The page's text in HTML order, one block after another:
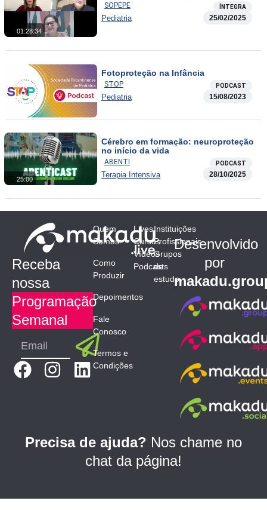
01:28:34
SOPEPE ÍNTEGRA
Pediatria 25/02/2025
Fotoproteção na Infância
STOP PODCAST
Pediatria 15/08/2023
25:00
Cérebro em formação: neuroproteção
no início da vida
ABENTI PODCAST
Terapia Intensiva 28/10/2025
Receba
nossa
Programação
Semanal
Email Submit
F
b
k
I
a
a
L
e
d
n
Quem
Somos
Como
Produzir
Depoimentos
Fale
Conosco
Termos e
Condições
Lives
Cursos
Vídeos
Podcasts
Instituições
Profissionais
Grupos
de
estudo
Desenvolvido
por
Precisa de ajuda? Nos chame no
chat da página!